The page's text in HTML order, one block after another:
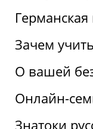
Зачем
О вашей
Онлайн-
Знатоки